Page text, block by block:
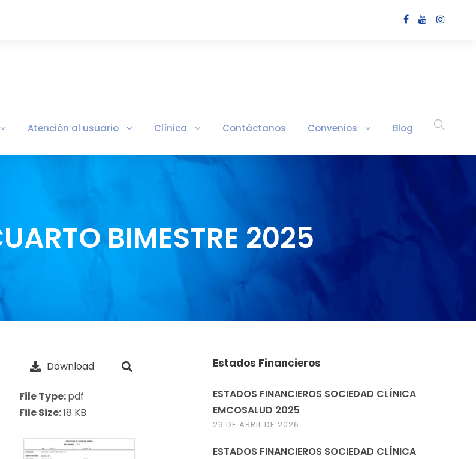
Atención al usuario Clínica Contáctanos Convenios Blog
BIMESTRE 2025
Download
File Type:pdf
File Size:18 KB
Estados Financieros
ESTADOS FINANCIEROS SOCIEDAD CLÍNICA
EMCOSALUD 2025
29 DE ABRIL DE 2026
ESTADOS FINANCIEROS SOCIEDAD CLÍNICA